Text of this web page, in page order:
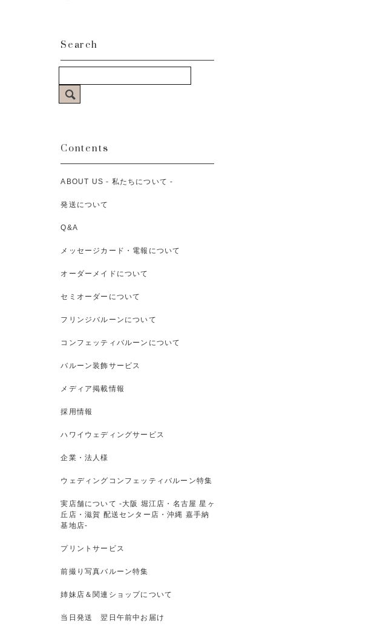
Search
Contents
ABOUT US - 私たちについて -
発送について
Q&A
メッセージカード・電報について
オーダーメイドについて
セミオーダーについて
フリンジバルーンについて
コンフェッティバルーンについて
バルーン装飾サービス
メディア掲載情報
採用情報
ハワイウェディングサービス
企業・法人様
ウェディングコンフェッティバルーン特集
実店舗について -大阪 堀江店・名古屋 星ヶ
丘店・滋賀 配送センター店・沖縄 嘉手納
基地店-
プリントサービス
前撮り写真バルーン特集
姉妹店＆関連ショップについて
当日発送 翌日午前中お届け